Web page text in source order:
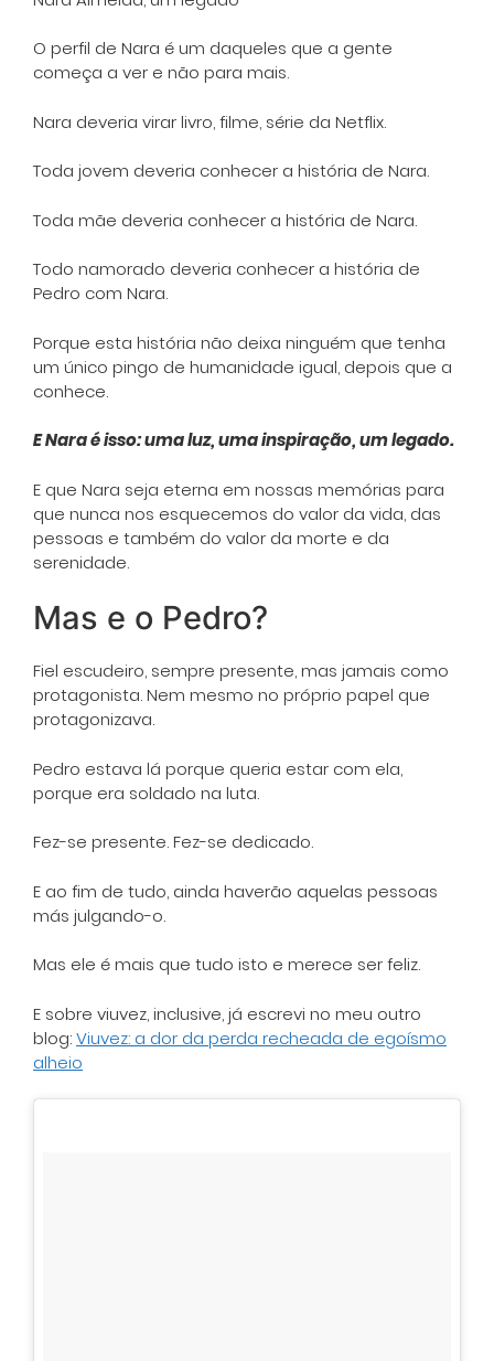
O perfil de Nara é um daqueles que a gente
começa a ver e não para mais.
Nara deveria virar livro, filme, série da Netflix.
Toda jovem deveria conhecer a história de Nara.
Toda mãe deveria conhecer a história de Nara.
Todo namorado deveria conhecer a história de
Pedro com Nara.
Porque esta história não deixa ninguém que tenha
um único pingo de humanidade igual, depois que a
conhece.
E Nara é isso: uma luz, uma inspiração, um legado.
E que Nara seja eterna em nossas memórias para
que nunca nos esquecemos do valor da vida, das
pessoas e também do valor da morte e da
serenidade.
Mas e o Pedro?
Fiel escudeiro, sempre presente, mas jamais como
protagonista. Nem mesmo no próprio papel que
protagonizava.
Pedro estava lá porque queria estar com ela,
porque era soldado na luta.
Fez-se presente. Fez-se dedicado.
E ao fim de tudo, ainda haverão aquelas pessoas
más julgando-o.
Mas ele é mais que tudo isto e merece ser feliz.
E sobre viuvez, inclusive, já escrevi no meu outro
blog:Viuvez: a dor da perda recheada de egoísmo
alheio